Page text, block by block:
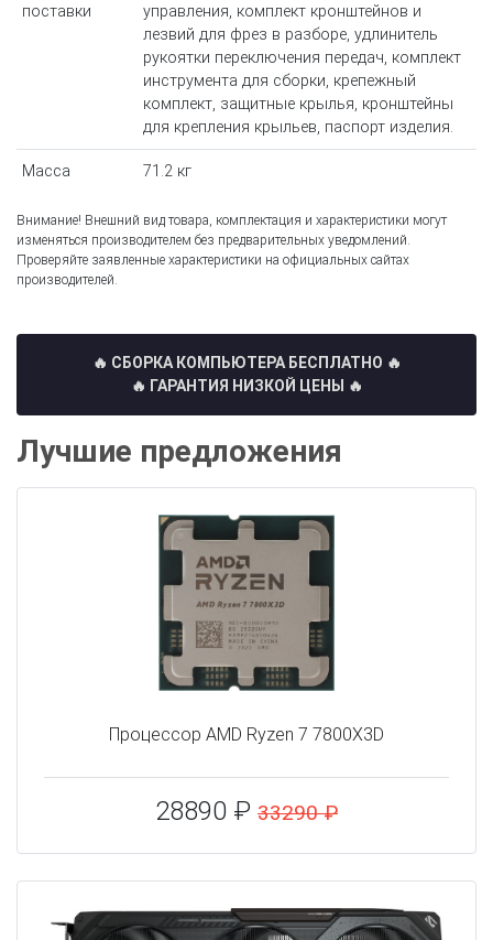
поставки
управления, комплект кронштейнов и
лезвий для фрез в разборе, удлинитель
рукоятки переключения передач, комплект
инструмента для сборки, крепежный
комплект, защитные крылья, кронштейны
для крепления крыльев, паспорт изделия.
Масса 71.2 кг
Внимание! Внешний вид товара, комплектация и характеристики могут
изменяться производителем без предварительных уведомлений.
Проверяйте заявленные характеристики на официальных сайтах
производителей.
🔥 СБОРКА КОМПЬЮТЕРА БЕСПЛАТНО 🔥
🔥 ГАРАНТИЯ НИЗКОЙ ЦЕНЫ 🔥
Лучшие предложения
Процессор AMD Ryzen 7 7800X3D
28890 ₽ 33290 ₽